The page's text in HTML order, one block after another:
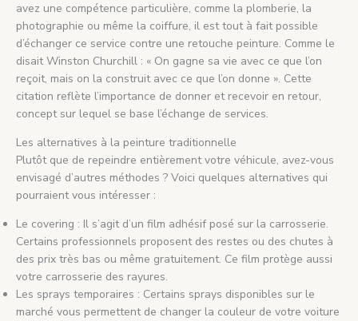
avez une compétence particulière, comme la plomberie, la
photographie ou même la coiffure, il est tout à fait possible
d’échanger ce service contre une retouche peinture. Comme le
disait Winston Churchill : « On gagne sa vie avec ce que l’on
reçoit, mais on la construit avec ce que l’on donne ». Cette
citation reflète l’importance de donner et recevoir en retour,
concept sur lequel se base l’échange de services.
Les alternatives à la peinture traditionnelle
Plutôt que de repeindre entièrement votre véhicule, avez-vous
envisagé d’autres méthodes ? Voici quelques alternatives qui
pourraient vous intéresser :
Le covering : Il s’agit d’un film adhésif posé sur la carrosserie.
Certains professionnels proposent des restes ou des chutes à
des prix très bas ou même gratuitement. Ce film protège aussi
votre carrosserie des rayures.
Les sprays temporaires : Certains sprays disponibles sur le
marché vous permettent de changer la couleur de votre voiture